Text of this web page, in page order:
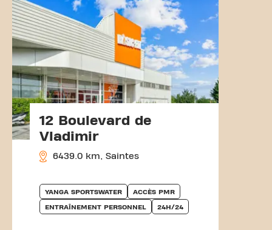
12 Boulevard de
Vladimir
6439.0 km, Saintes
YANGA SPORTSWATER ACCÈS PMR
ENTRAÎNEMENT PERSONNEL 24H/24